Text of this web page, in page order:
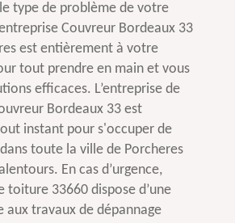
type de problème de votre
Couvreur Bordeaux 33
est entièrement à votre
tout prendre en main et vous
efficaces. L’entreprise de
Bordeaux 33 est
instant pour s'occuper de
toute la ville de Porcheres
En cas d’urgence,
toiture 33660 dispose d’une
aux travaux de dépannage